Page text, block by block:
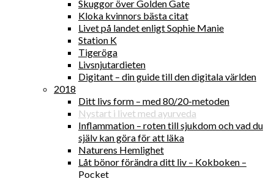
Skuggor över Golden Gate
Kloka kvinnors bästa citat
Livet på landet enligt Sophie Manie
Station K
Tigeröga
Livsnjutardieten
Digitant – din guide till den digitala världen
2018
Ditt livs form – med 80/20-metoden
Nystart i livet med ayurveda
Inflammation – roten till sjukdom och vad du
själv kan göra för att läka
Naturens Hemlighet
Låt bönor förändra ditt liv – Kokboken –
Pocket